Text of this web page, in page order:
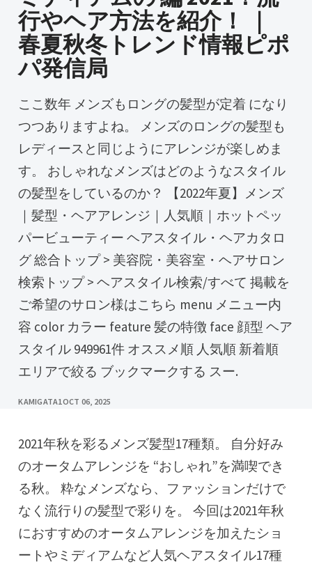
行やヘア方法を紹介！ ｜
春夏秋冬トレンド情報ピポ
パ発信局
ここ数年 メンズもロングの髪型が定着 になり
つつありますよね。 メンズのロングの髪型も
レディースと同じようにアレンジが楽しめま
す。 おしゃれなメンズはどのようなスタイル
の髪型をしているのか？ 【2022年夏】メンズ
｜髪型・ヘアアレンジ｜人気順｜ホットペッ
パービューティー ヘアスタイル・ヘアカタロ
グ 総合トップ > 美容院・美容室・ヘアサロン
検索トップ > ヘアスタイル検索/すべて 掲載を
ご希望のサロン様はこちら menu メニュー内
容 color カラー feature 髪の特徴 face 顔型 ヘア
スタイル 949961件 オススメ順 人気順 新着順
エリアで絞る ブックマークする スー.
KAMIGATA1OCT 06, 2025
2021年秋を彩るメンズ髪型17種類。 自分好み
のオータムアレンジを “おしゃれ”を満喫でき
る秋。 粋なメンズなら、ファッションだけで
なく流行りの髪型で彩りを。 今回は2021年秋
におすすめのオータムアレンジを加えたショ
ートやミディアムなど人気ヘアスタイル17種